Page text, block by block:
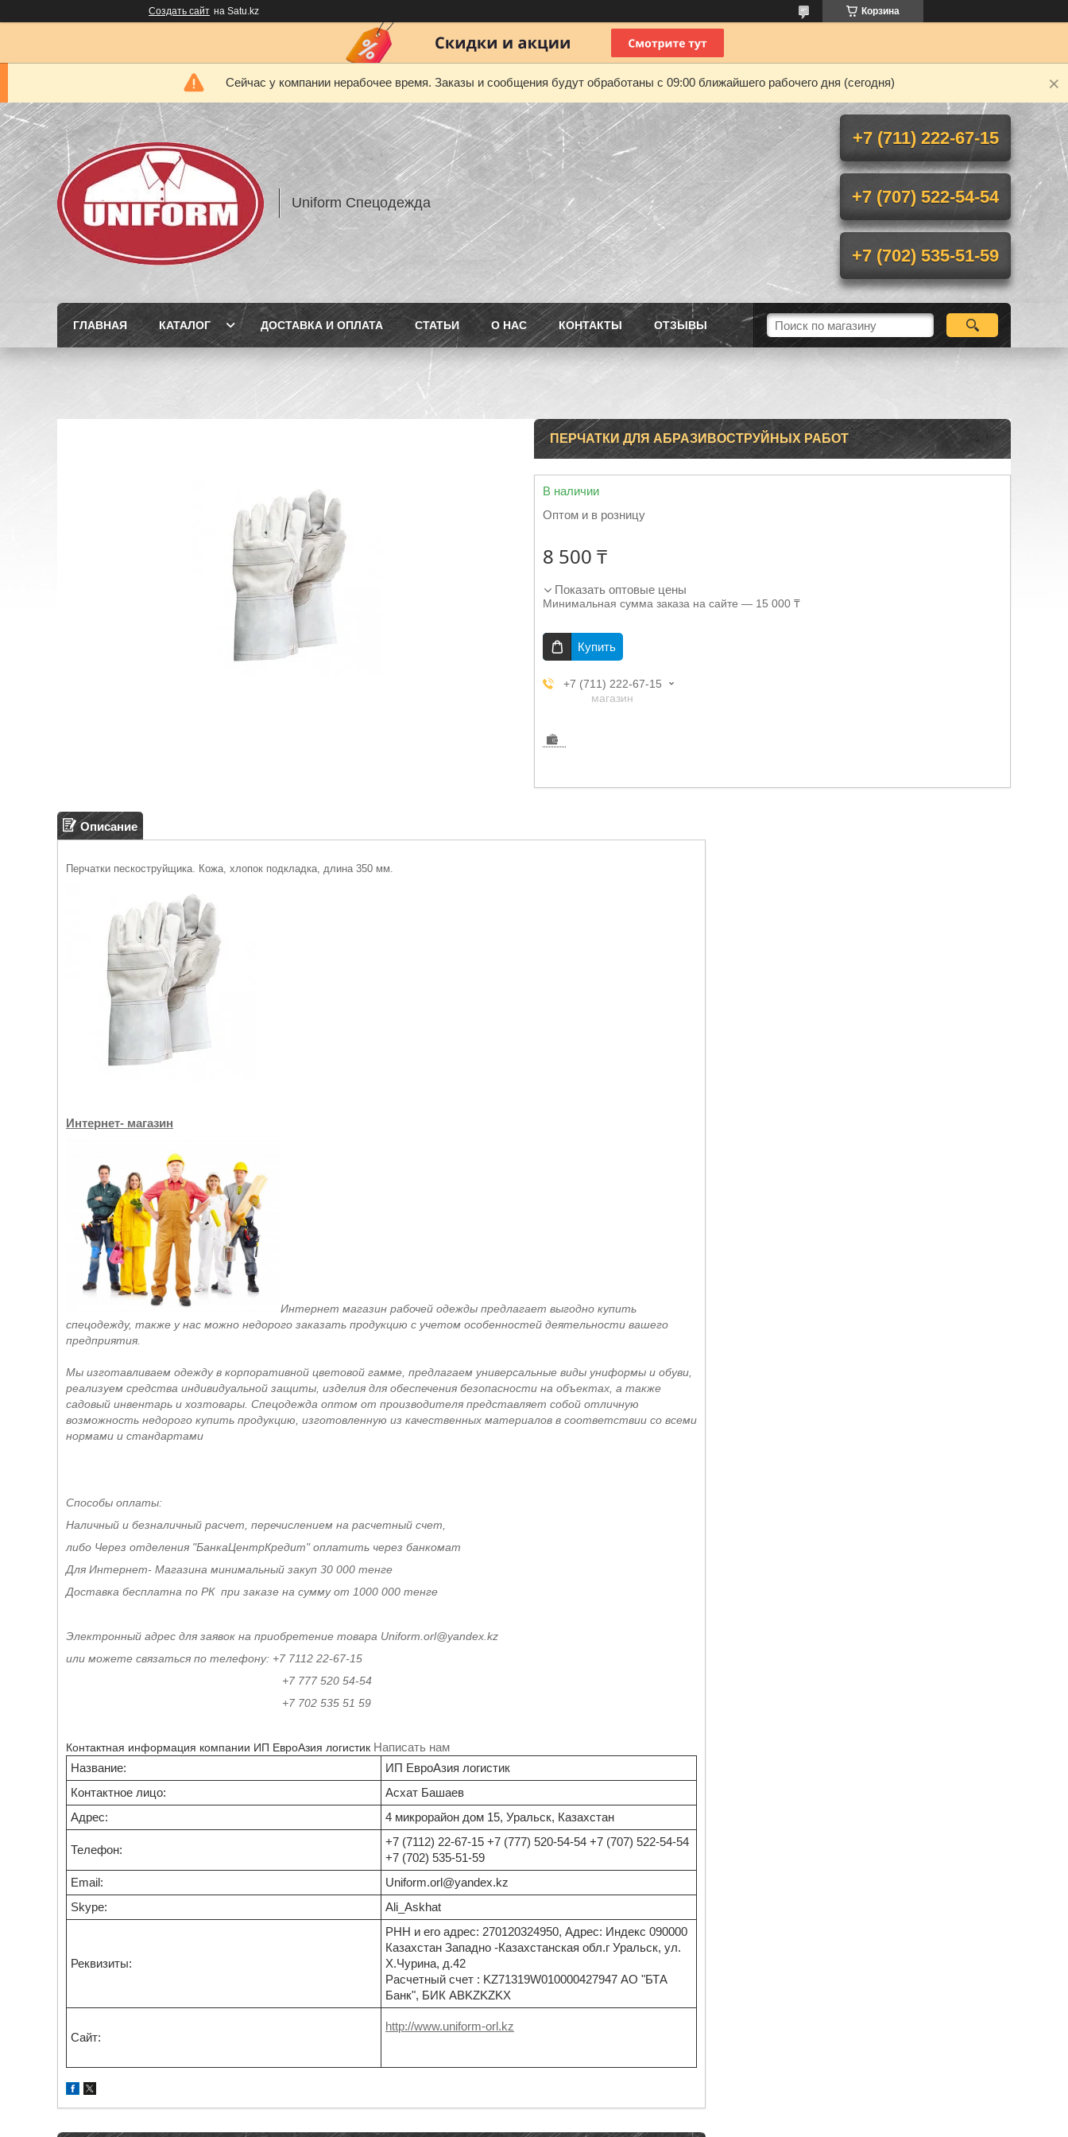
Создать сайт на Satu.kz Корзина
Сейчас у компании нерабочее время. Заказы и сообщения будут обработаны с 09:00 ближайшего рабочего дня (сегодня)
Uniform Спецодежда
+7 (711) 222-67-15
+7 (707) 522-54-54
+7 (702) 535-51-59
ГЛАВНАЯ КАТАЛОГ ДОСТАВКА И ОПЛАТА СТАТЬИ О НАС КОНТАКТЫ ОТЗЫВЫ
ПЕРЧАТКИ ДЛЯ АБРАЗИВОСТРУЙНЫХ РАБОТ
В наличии
Оптом и в розницу
8 500 ₸
Показать оптовые цены
Минимальная сумма заказа на сайте — 15 000 ₸
Купить
+7 (711) 222-67-15
магазин
Описание
Перчатки пескоструйщика. Кожа, хлопок подкладка, длина 350 мм.
Интернет- магазин
Интернет магазин рабочей одежды предлагает выгодно купить
спецодежду, также у нас можно недорого заказать продукцию с учетом особенностей деятельности вашего
предприятия.
Мы изготавливаем одежду в корпоративной цветовой гамме, предлагаем универсальные виды униформы и обуви,
реализуем средства индивидуальной защиты, изделия для обеспечения безопасности на объектах, а также
садовый инвентарь и хозтовары. Спецодежда оптом от производителя представляет собой отличную
возможность недорого купить продукцию, изготовленную из качественных материалов в соответствии со всеми
нормами и стандартами
Способы оплаты:
Наличный и безналичный расчет, перечислением на расчетный счет,
либо Через отделения "БанкаЦентрКредит" оплатить через банкомат
Для Интернет- Магазина минимальный закуп 30 000 тенге
Доставка бесплатна по РК при заказе на сумму от 1000 000 тенге
Электронный адрес для заявок на приобретение товара Uniform.orl@yandex.kz
или можете связаться по телефону: +7 7112 22-67-15
+7 777 520 54-54
+7 702 535 51 59
Контактная информация компании ИП ЕвроАзия логистик Написать нам
Название:
ИП ЕвроАзия логистик
Контактное лицо:
Асхат Башаев
Адрес:
4 микрорайон дом 15, Уральск, Казахстан
Телефон:
+7 (7112) 22-67-15 +7 (777) 520-54-54 +7 (707) 522-54-54
+7 (702) 535-51-59
Email:
Uniform.orl@yandex.kz
Skype:
Ali_Askhat
Реквизиты:
РНН и его адрес: 270120324950, Адрес: Индекс 090000
Казахстан Западно -Казахстанская обл.г Уральск, ул.
Х.Чурина, д.42
Расчетный счет : KZ71319W010000427947 АО "БТА
Банк", БИК ABKZKZKX
Сайт:
http://www.uniform-orl.kz